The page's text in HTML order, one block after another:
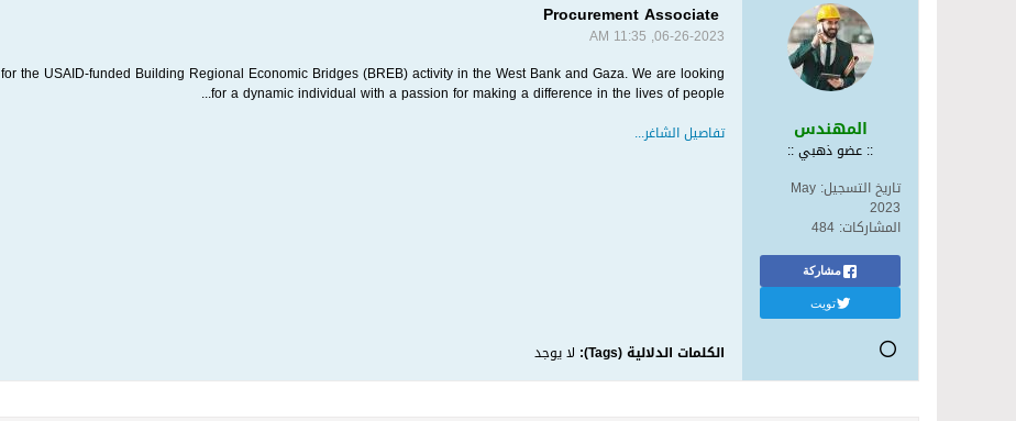
المهندس
:: عضو ذهبي ::
تاريخ التسجيل: May
2023
المشاركات: 484
مشاركة
تويت
06-26-2023, 11:35 AM
the USAID-funded Building Regional Economic Bridges (BREB) activity in the West Bank and Gaza. We are looking
for a dynamic individual with a passion for making a difference in the lives of people...
تفاصيل الشاغر...
الكلمات الدلالية (Tags): لا يوجد